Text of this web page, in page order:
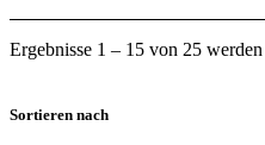
Ergebnisse 1 – 15 von 25
Sortieren nach